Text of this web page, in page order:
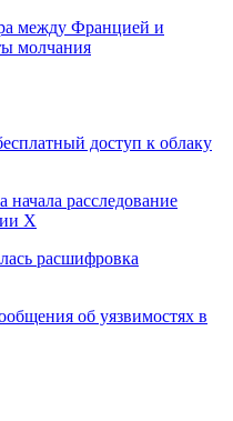
между Францией и
молчания
доступ к облаку
расследование
X
расшифровка
об уязвимостях в